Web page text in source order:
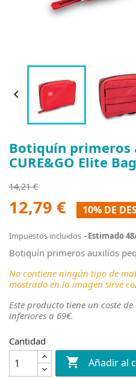

Botiquín primeros
CURE&GO Elite
14,21 €
12,79 € 10% DE
Impuestos incluidos Estimado
Botiquín primeros auxilios
No contiene ningún tipo de
mostrado en la imagen sirve
Este producto tiene un coste
inferiores a 69€.
Cantidad
 Añadir al